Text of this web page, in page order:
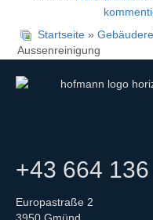
Startseite »
Aussenreinigung
+43 664
Europastraße 2